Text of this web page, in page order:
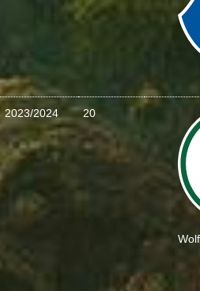
2023/2024 20